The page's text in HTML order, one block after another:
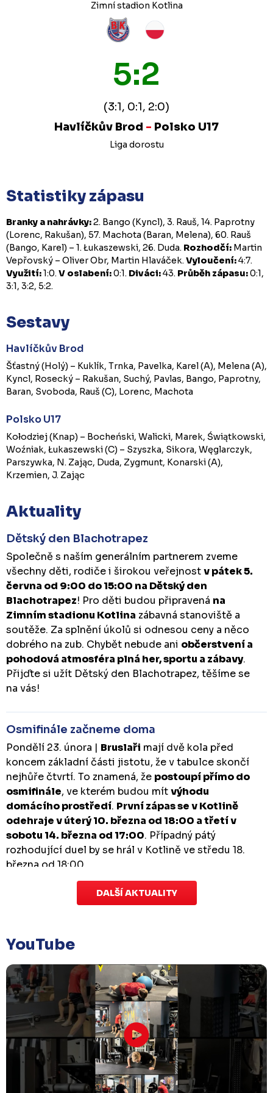
Zimní stadion Kotlina
5:2
(3:1, 0:1, 2:0)
Havlíčkův Brod - Polsko U17
Liga dorostu
Statistiky zápasu
Branky a nahrávky:2. Bango (Kyncl), 3. Rauš, 14. Paprotny
(Lorenc, Rakušan), 57. Machota (Baran, Melena), 60. Rauš
(Bango, Karel) – 1. Łukaszewski, 26. Duda. Rozhodčí: Martin
Vepřovský – Oliver Obr, Martin Hlaváček.Vyloučení:4:7.
Využití:1:0.V oslabení:0:1. Diváci:43. Průběh zápasu:0:1,
3:1, 3:2, 5:2.
Sestavy
Havlíčkův Brod
Šťastný (Holý) – Kuklík, Trnka, Pavelka, Karel (A), Melena (A),
Kyncl, Rosecký – Rakušan, Suchý, Pavlas, Bango, Paprotny,
Baran, Svoboda, Rauš (C), Lorenc, Machota
Polsko U17
Kołodziej (Knap) – Bocheński, Walicki, Marek, Świątkowski,
Woźniak, Łukaszewski (C) – Szyszka, Sikora, Węglarczyk,
Parszywka, N. Zając, Duda, Zygmunt, Konarski (A),
Krzemien, J. Zając
Aktuality
Dětský den Blachotrapez
Společně s naším generálním partnerem zveme
všechny děti, rodiče i širokou veřejnostv pátek 5.
června od 9:00 do 15:00 na Dětský den
Blachotrapez! Pro děti budou připravená na
Zimním stadionu Kotlina zábavná stanoviště a
soutěže. Za splnění úkolů si odnesou ceny a něco
dobrého na zub. Chybět nebude ani občerstvení a
pohodová atmosféra plná her, sportu a zábavy.
Přijďte si užít Dětský den Blachotrapez, těšíme se
na vás!
Osmifinále začneme doma
Pondělí 23. února | Bruslaři mají dvě kola před
koncem základní části jistotu, že v tabulce skončí
nejhůře čtvrtí. To znamená, že postoupí přímo do
osmifinále, ve kterém budou mítvýhodu
domácího prostředí. První zápas se v Kotlině
odehraje v úterý 10. března od 18:00 a třetí v
sobotu 14. března od 17:00. Případný pátý
rozhodující duel by se hrál v Kotlině ve středu 18.
března od 18:00.
Zápas dorostu je odložen
které se mělo odehrát v pátek 30. ledna ve 14:15,
odloženo!Odehraje se v náhradním termínu, o
kterém se bude jednat.
Náhradní termín 32. kola
Úterý 27. ledna | Utkání 32. kola v Písku
, které se
mělo původně odehrát 31. ledna, bylo z důvodu
marodky Králů odloženo. Kluby se domluvily na
náhradním termínu, Bruslaři se s Pískem utkají
v pondělí 16. února od 18:00.
DALŠÍ AKTUALITY
YouTube